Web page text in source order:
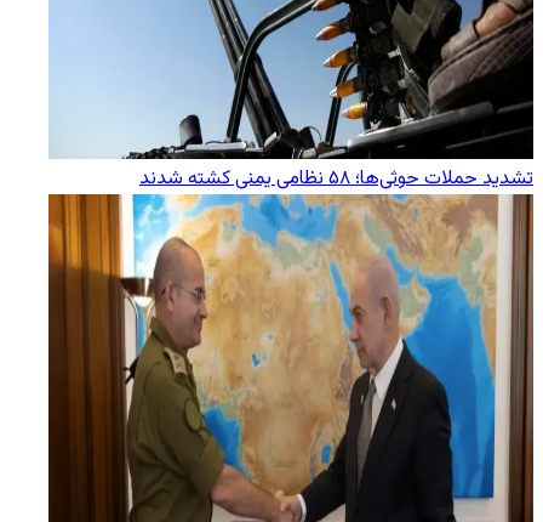
تشدید حملات حوثی‌ها؛ ۵۸ نظامی یمنی کشته شدند